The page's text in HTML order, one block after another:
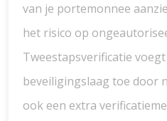
van je portemonnee
het risico op
Tweestapsverificatie
beveiligingslaag toe door
ook een extra